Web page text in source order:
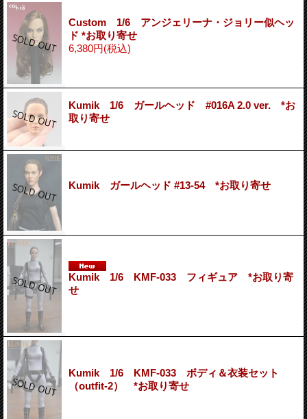
Custom 1/6 アンジェリーナ・ジョリー似ヘッ
ド *お取り寄せ
6,380円(税込)
Kumik 1/6 ガールヘッド #016A 2.0 ver. *お
取り寄せ
Kumik ガールヘッド #13-54 *お取り寄せ
Kumik 1/6 KMF-033 フィギュア *お取り寄
せ
Kumik 1/6 KMF-033 ボディ＆衣装セット
（outfit-2） *お取り寄せ